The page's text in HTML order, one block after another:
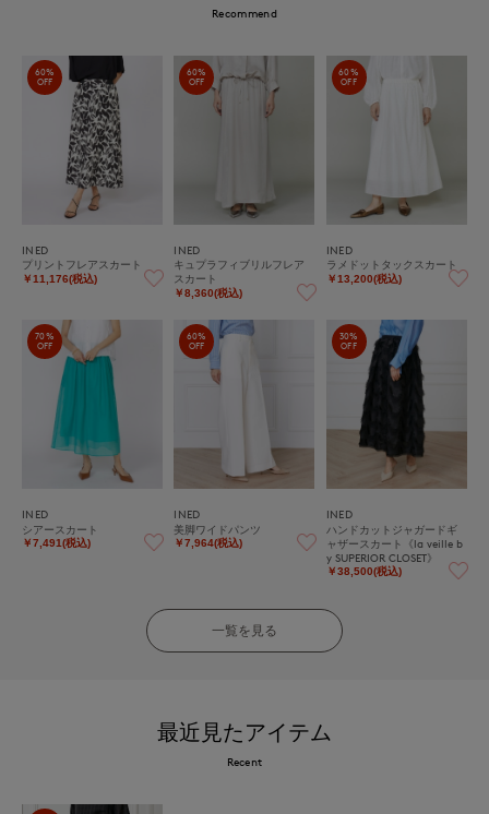
Recommend
60%
OFF
INED
プリントフレアスカート
￥11,176(税込)
60%
OFF
INED
キュプラフィブリルフレア
スカート
￥8,360(税込)
60%
OFF
INED
ラメドットタックスカート
￥13,200(税込)
70%
OFF
INED
シアースカート
￥7,491(税込)
60%
OFF
INED
美脚ワイドパンツ
￥7,964(税込)
30%
OFF
INED
ハンドカットジャガードギ
ャザースカート《la veille b
y SUPERIOR CLOSET》
￥38,500(税込)
一覧を見る
最近見たアイテム
Recent